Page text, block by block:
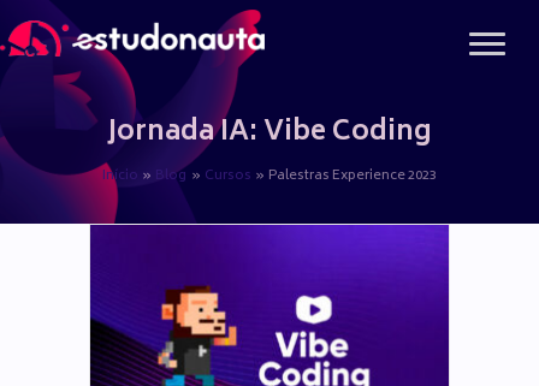
para
conteúdo Jornada IA: Vibe Coding
Início Blog Cursos Palestras Experience 2023